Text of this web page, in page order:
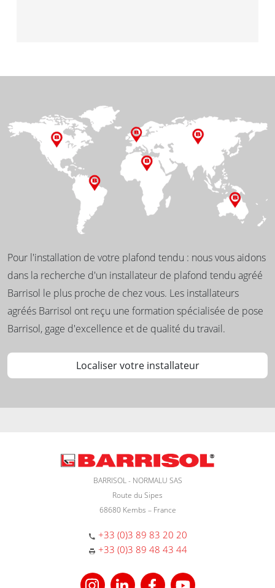
Pour l'installation de votre plafond tendu : nous vous aidons
dans la recherche d'un installateur de plafond tendu agréé
Barrisol le plus proche de chez vous. Les installateurs
agréés Barrisol ont reçu une formation spécialisée de pose
Barrisol, gage d'excellence et de qualité du travail.
Localiser votre installateur
BARRISOL - NORMALU SAS
Route du Sipes
68680 Kembs – France
+33 (0)3 89 83 20 20
+33 (0)3 89 48 43 44